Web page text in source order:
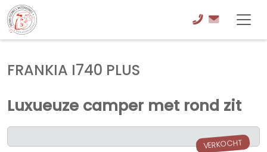
FRANKIA I740 PLUS
Luxueuze camper met rond zit
VERKOCHT